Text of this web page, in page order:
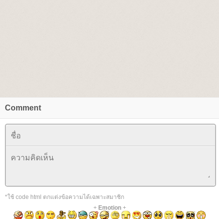
Comment
*ใช้ code html ตกแต่งข้อความได้เฉพาะสมาชิก
+ Emotion+